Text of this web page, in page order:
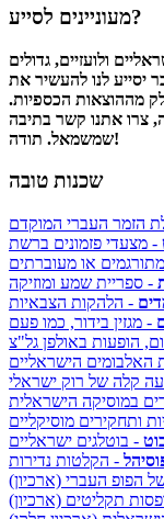
מעוניינים לסייע?
ולועזיים, גדולים
יסייע לנו להעשיר את
מההוצאות הכספיות.
צרו אתנו קשר בתיבה
שמשמאל. תודה!
שכנות טובה
הזמר העברי המוקדם
- מצעדי פזמונים ברשת
מתורגמים או מעוברתים
- ספריית שמע ומוזיקה
- הלהקות הצבאיות
- מגזין בידור, כמו פעם
הופעות באולפן גל"צ
האלבומים הישראליים
קלה של רוק ישראלי
במוסיקה הישראלית
ותחקירים מוסיקליים
- בוטלגים ישראליים
- הקלטות נדירות
הפופ העברי (ארכיון)
תקליטים (ארכיון)